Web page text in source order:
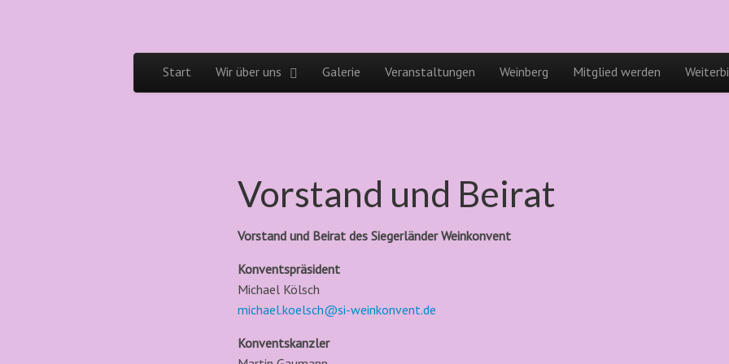
Siegerländer
Main menu
Start Wir über uns Galerie Veranstaltungen Weinberg Mitglied werden
Vorstand und Beirat
Vorstand und Beirat des Siegerländer Weinkonvent
Konventspräsident
Michael Kölsch
michael.koelsch@si-weinkonvent.de
Konventskanzler